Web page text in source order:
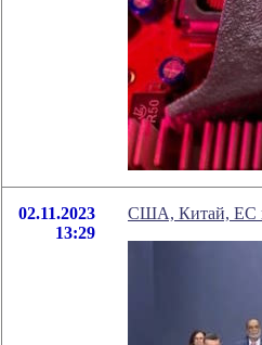
02.11.2023
13:29
США, Китай, ЕС и